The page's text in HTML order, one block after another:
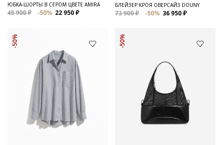
ЮБКА-ШОРТЫ В СЕРОМ ЦВЕТЕ AMIRA
45 900 ₽ -50% 22 950 ₽
БЛЕЙЗЕР КРОЯ ОВЕРСАЙЗ DOUNY
73 900 ₽ -50% 36 950 ₽
-50% -50%